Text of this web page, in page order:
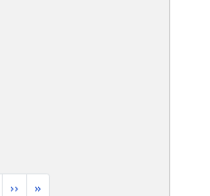
Page suivante
›› Dernière page
»